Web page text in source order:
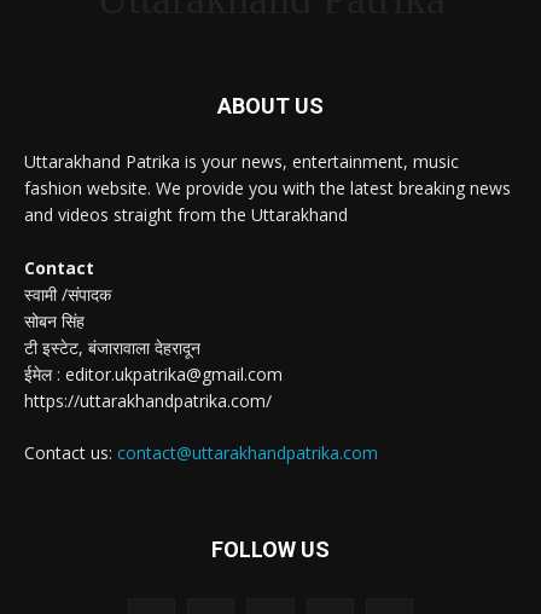
ABOUT US
Uttarakhand Patrika is your news, entertainment, music
fashion website. We provide you with the latest breaking news
and videos straight from the Uttarakhand
Contact
स्वामी /संपादक
सोबन सिंह
टी इस्टेट, बंजारावाला देहरादून
ईमेल : editor.ukpatrika@gmail.com
https://uttarakhandpatrika.com/
Contact us: contact@uttarakhandpatrika.com
FOLLOW US